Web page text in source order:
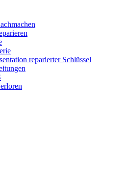
reparierter Schlüssel